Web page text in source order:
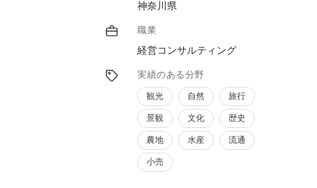
神奈川県
職業
経営コンサルティング
実績のある分野
観光 自然 旅行
景観 文化 歴史
農地 水産 流通
小売